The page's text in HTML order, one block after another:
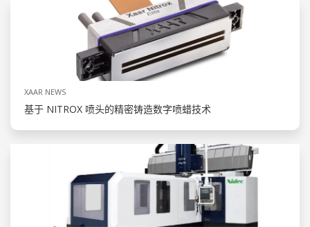
XAAR NEWS
基于 NITROX 喷头的精密铸造数字喷蜡技术